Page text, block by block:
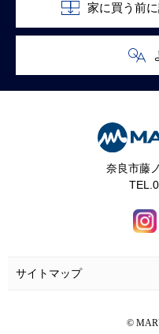
家に買う前
奈良市藤
サイトマップ
©